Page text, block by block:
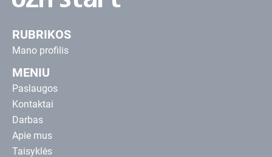
RUBRIKOS
Mano profilis
MENIU
Paslaugos
Kontaktai
Darbas
Apie mus
Taisyklės